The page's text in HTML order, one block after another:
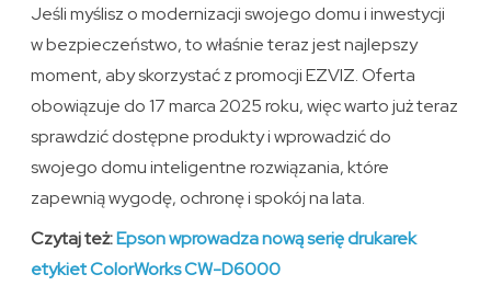
Jeśli myślisz o modernizacji swojego domu i inwestycji
w bezpieczeństwo, to właśnie teraz jest najlepszy
moment, aby skorzystać z promocji EZVIZ. Oferta
obowiązuje do 17 marca 2025 roku, więc warto już teraz
sprawdzić dostępne produkty i wprowadzić do
swojego domu inteligentne rozwiązania, które
zapewnią wygodę, ochronę i spokój na lata.
Czytaj też:Epson wprowadza nową serię drukarek
etykiet ColorWorks CW-D6000